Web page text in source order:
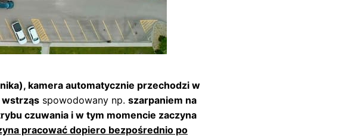
kamera automatycznie przechodzi w
wstrząs spowodowany np. szarpaniem na
czuwania i w tym momencie zaczyna
pracować dopiero bezpośrednio po